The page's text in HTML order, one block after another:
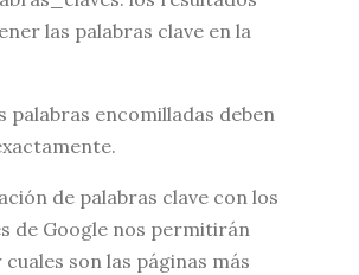
las palabras clave en la
palabras encomilladas deben
de palabras clave con los
de Google nos permitirán
son las páginas más